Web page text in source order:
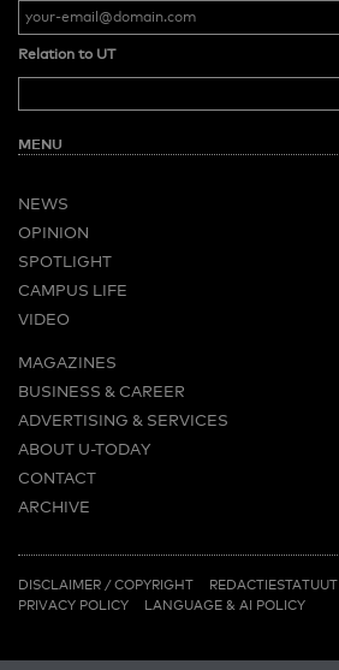
Relation to UT
MENU
NEWS
OPINION
SPOTLIGHT
CAMPUS LIFE
VIDEO
MAGAZINES
BUSINESS & CAREER
ADVERTISING & SERVICES
ABOUT U-TODAY
CONTACT
ARCHIVE
LINKS
DISCLAIMER / COPYRIGHT REDACTIESTATUUT
PRIVACY POLICY
LANGUAGE & AI POLICY